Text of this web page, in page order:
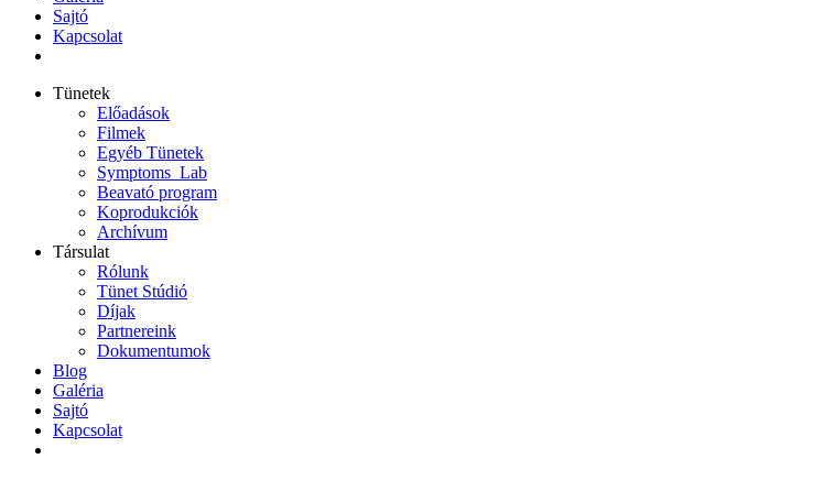
Sajtó
Kapcsolat
Tünetek
Előadások
Filmek
Egyéb Tünetek
Symptoms_Lab
Beavató program
Koprodukciók
Archívum
Társulat
Rólunk
Tünet Stúdió
Díjak
Partnereink
Dokumentumok
Blog
Galéria
Sajtó
Kapcsolat